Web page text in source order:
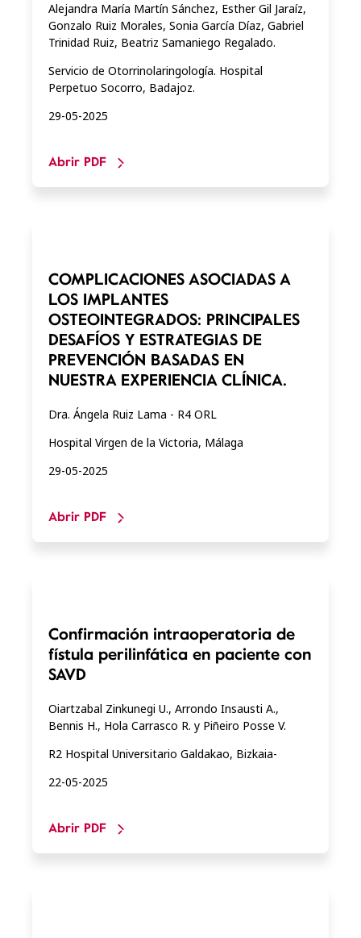
Alejandra María Martín Sánchez, Esther Gil Jaraíz,
Gonzalo Ruiz Morales, Sonia García Díaz, Gabriel
Trinidad Ruiz, Beatriz Samaniego Regalado.
Servicio de Otorrinolaringología. Hospital
Perpetuo Socorro, Badajoz.
29-05-2025
Abrir PDF
COMPLICACIONES ASOCIADAS A
LOS IMPLANTES
OSTEOINTEGRADOS: PRINCIPALES
DESAFÍOS Y ESTRATEGIAS DE
PREVENCIÓN BASADAS EN
NUESTRA EXPERIENCIA CLÍNICA.
Dra. Ángela Ruiz Lama - R4 ORL
Hospital Virgen de la Victoria, Málaga
29-05-2025
Abrir PDF
Confirmación intraoperatoria de
fístula perilinfática en paciente con
SAVD
Oiartzabal Zinkunegi U., Arrondo Insausti A.,
Bennis H., Hola Carrasco R. y Piñeiro Posse V.
R2 Hospital Universitario Galdakao, Bizkaia-
22-05-2025
Abrir PDF